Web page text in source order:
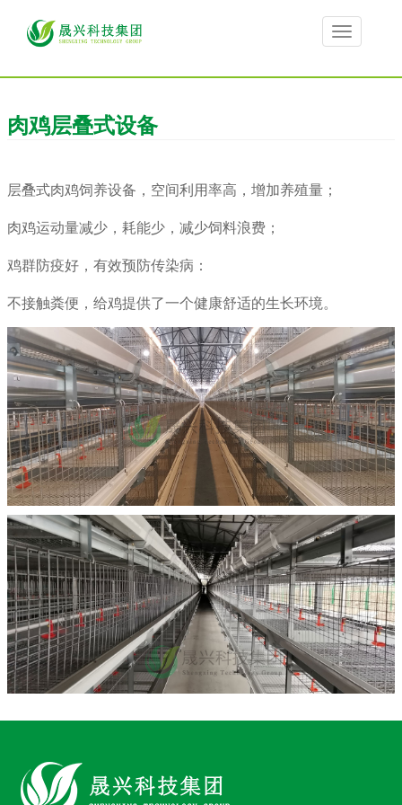
Toggle
肉鸡层叠式设备
层叠式肉鸡饲养设备，空间利用率高，增加养殖量；
肉鸡运动量减少，耗能少，减少饲料浪费；
鸡群防疫好，有效预防传染病：
不接触粪便，给鸡提供了一个健康舒适的生长环境。